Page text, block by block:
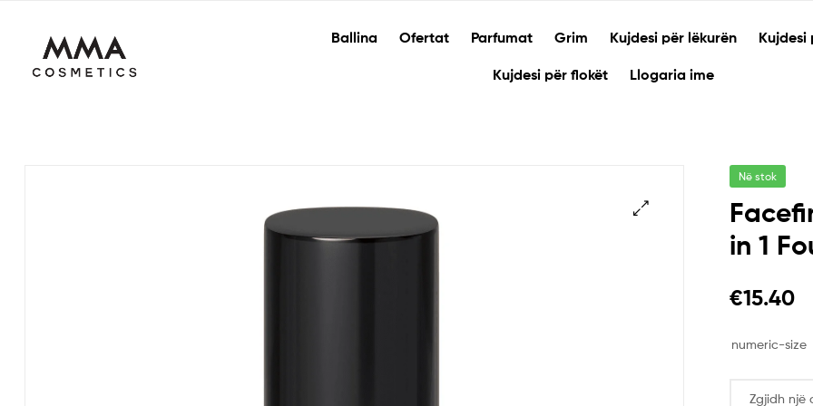
Ballina Ofertat Parfumat Grim Kujdesi për lëkurën Kujdesi
Kujdesi për flokët Llogaria ime
Në stok
in 1
€15.40
numeric-size